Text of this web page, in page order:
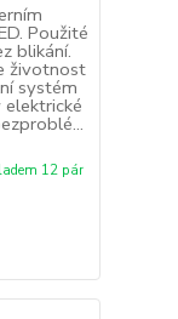
Použité
blikání.
životnost
systém
elektrické
12 pár